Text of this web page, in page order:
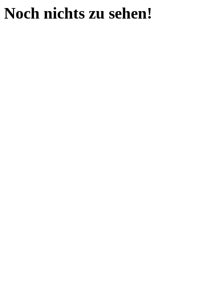
Noch nichts zu sehen!